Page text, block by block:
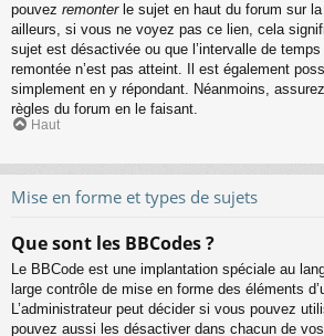
pouvez remonterle sujet en haut du forum sur
ailleurs, si vous ne voyez pas ce lien, cela
sujet est désactivée ou que l’intervalle de
remontée n’est pas atteint. Il est également
simplement en y répondant. Néanmoins,
règles du forum en le faisant.
Haut
Mise en forme et types de sujets
Que sont les BBCodes ?
Le BBCode est une implantation spéciale au
large contrôle de mise en forme des éléments
L’administrateur peut décider si vous pouvez
pouvez aussi les désactiver dans chacun de